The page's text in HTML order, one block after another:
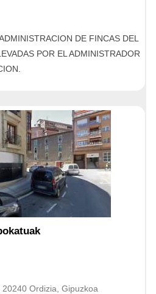
DE FINCAS DEL
POR EL ADMINISTRADOR
Ordizia, Gipuzkoa